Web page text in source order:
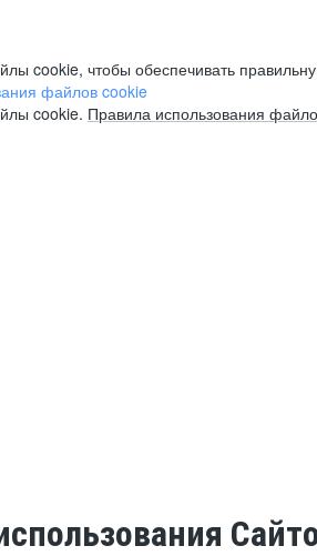
cookie, чтобы обеспечивать
файлов cookie
cookie. Правила использования